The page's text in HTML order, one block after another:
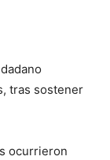
tras sostener
ocurrieron